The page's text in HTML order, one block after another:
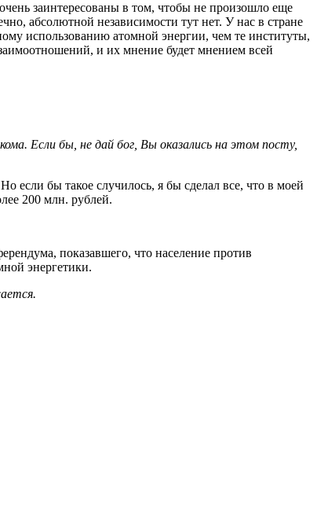
заинтересованы в том, чтобы не произошло еще
абсолютной независимости тут нет. У нас в стране
использованию атомной энергии, чем те институты,
и их мнение будет мнением всей
Если бы, не дай бог, Вы оказались на этом посту,
если бы такое случилось, я бы сделал все, что в моей
200 млн. рублей.
показавшего, что население против
энергетики.